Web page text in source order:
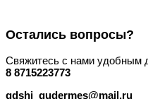
Остались вопросы?
Свяжитесь с нами удобным
8 8715223773
gdshi_gudermes@mail.ru